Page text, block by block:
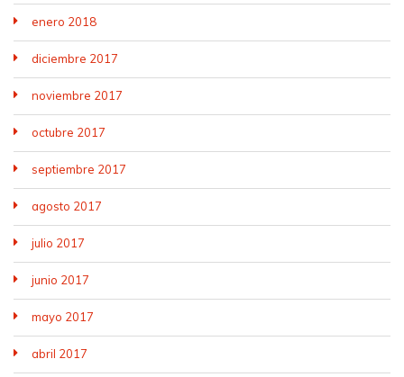
enero 2018
diciembre 2017
noviembre 2017
octubre 2017
septiembre 2017
agosto 2017
julio 2017
junio 2017
mayo 2017
abril 2017